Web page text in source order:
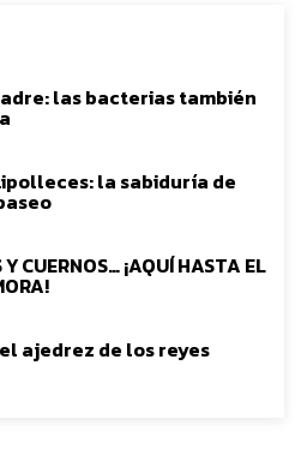
las bacterias también
la sabiduría de
CUERNOS… ¡AQUÍ HASTA EL
ajedrez de los reyes